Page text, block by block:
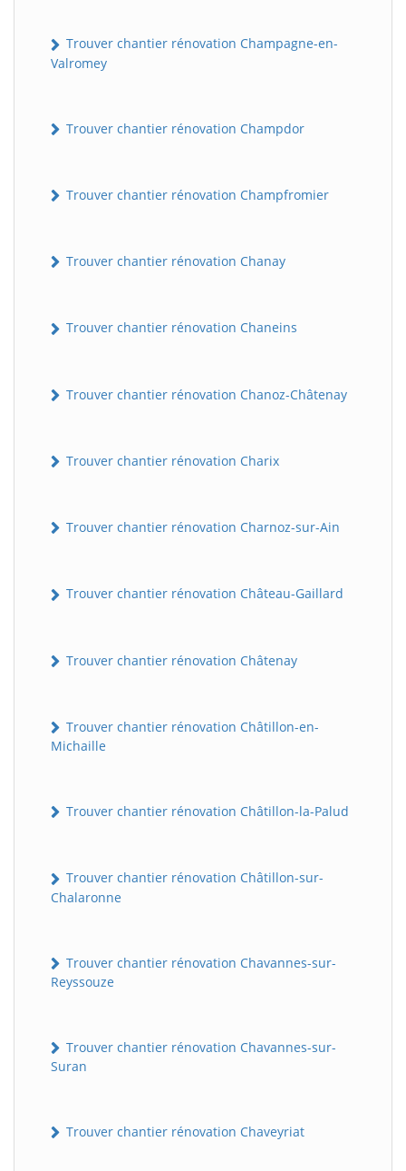
Trouver chantier rénovation Champagne-en-
Valromey
Trouver chantier rénovation Champdor
Trouver chantier rénovation Champfromier
Trouver chantier rénovation Chanay
Trouver chantier rénovation Chaneins
Trouver chantier rénovation Chanoz-Châtenay
Trouver chantier rénovation Charix
Trouver chantier rénovation Charnoz-sur-Ain
Trouver chantier rénovation Château-Gaillard
Trouver chantier rénovation Châtenay
Trouver chantier rénovation Châtillon-en-
Michaille
Trouver chantier rénovation Châtillon-la-Palud
Trouver chantier rénovation Châtillon-sur-
Chalaronne
Trouver chantier rénovation Chavannes-sur-
Reyssouze
Trouver chantier rénovation Chavannes-sur-
Suran
Trouver chantier rénovation Chaveyriat